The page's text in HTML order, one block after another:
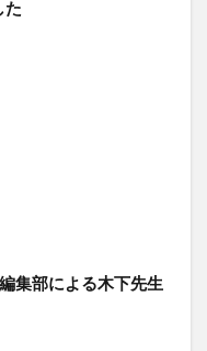
た
集部による木下先生